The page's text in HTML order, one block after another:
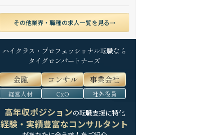
その他業界・職種の求人一覧を見る
ハイクラス・プロフェッショナル転職なら
タイグロンパートナーズ
金融 コンサル 事業会社
経営人材 CxO 社外役員
高年収ポジションの転職支援に特化
経験・実績豊富なコンサルタント